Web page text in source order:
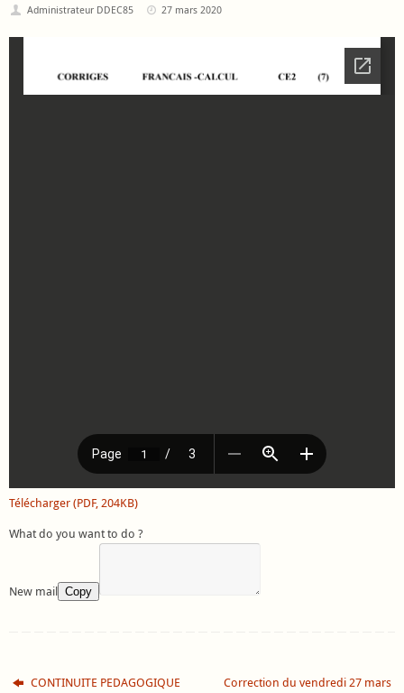
Administrateur DDEC85 27 mars 2020
Télécharger (PDF, 204KB)
What do you want to do ?
New mail Copy
CONTINUITE PEDAGOGIQUE
Correction du vendredi 27 mars